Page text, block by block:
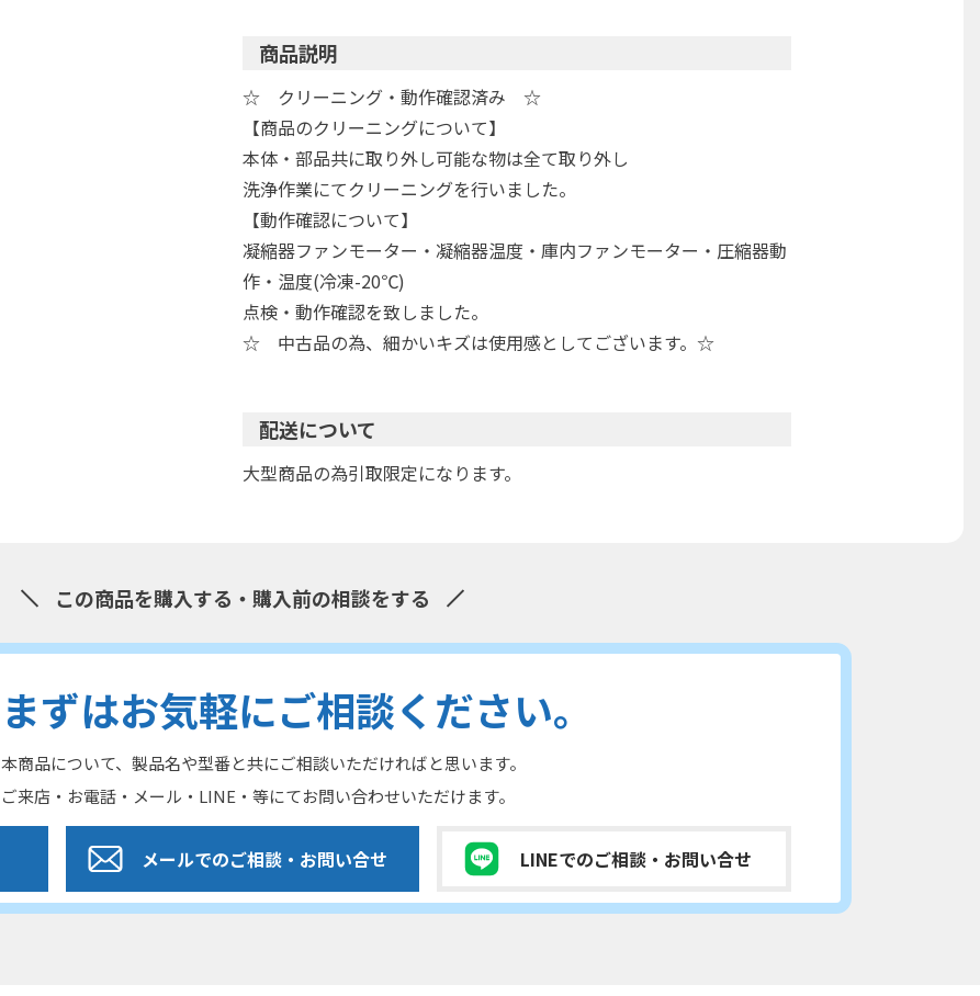
商品説明
☆ クリーニング・動作確認済み ☆
【商品のクリーニングについて】
本体・部品共に取り外し可能な物は全て取り外し
洗浄作業にてクリーニングを行いました。
【動作確認について】
凝縮器ファンモーター・凝縮器温度・庫内ファンモーター・圧縮器動
作・温度(冷凍-20℃)
点検・動作確認を致しました。
☆ 中古品の為、細かいキズは使用感としてございます。☆
配送について
大型商品の為引取限定になります。
この商品を購入する・購入前の相談をする
まずはお気軽にご相談ください。
本商品について、製品名や型番と共にご相談いただければと思います。
ご来店・お電話・メール・LINE・等にてお問い合わせいただけます。
メールでのご相談 ・お問い合せ LINEでのご相談 ・お問い合せ